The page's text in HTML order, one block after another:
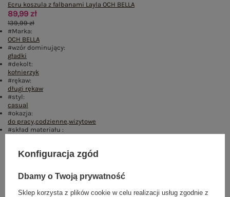
Ecru koszula z falbanami Layla OCH BELLA
89,99 zł
139,99 zł
#Marka:
OCH BELLA
#wzór dominujący:
gładki
#dekolt:
kołnierzyk
#rękaw:
długi rękaw
#styl:
casual
#okazja:
do pracy,codzienne,wizytowe
#skład materiału :
Rozmiar: S
Dostępny
Konfiguracja zgód
Dbamy o Twoją prywatność
Sklep korzysta z plików cookie w celu realizacji usług zgodnie z